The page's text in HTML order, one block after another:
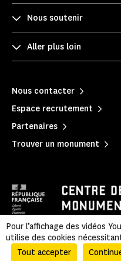
Nous soutenir
Aller plus loin
Nous contacter
Espace recrutement
Partenaires
Trouver un monument
Mentions légales Politique
Informations légales et
Pour l’affichage des vidéos
utilise des cookies
Tout accepter